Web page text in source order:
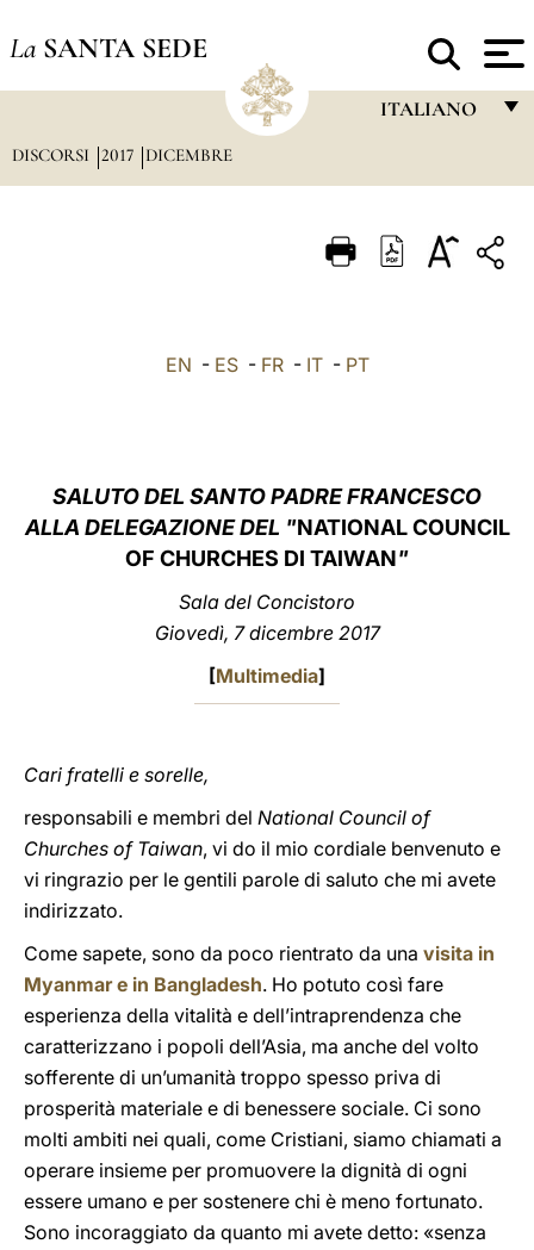
La SANTA SEDE
ITALIANO
ITALIANO
中文
LATINE
DISCORSI 2017 DICEMBRE
EN - ES- FR- IT- PT
SALUTO DEL SANTO PADRE FRANCESCO
ALLA DELEGAZIONE DEL "NATIONAL COUNCIL
OF CHURCHES DI TAIWAN"
Sala del Concistoro
Giovedì, 7 dicembre 2017
[Multimedia]
Cari fratelli e sorelle,
responsabili e membri del National Council of
Churches of Taiwan, vi do il mio cordiale benvenuto e
vi ringrazio per le gentili parole di saluto che mi avete
indirizzato.
Come sapete, sono da poco rientrato da una visita in
Myanmar e in Bangladesh. Ho potuto così fare
esperienza della vitalità e dell’intraprendenza che
caratterizzano i popoli dell’Asia, ma anche del volto
sofferente di un’umanità troppo spesso priva di
prosperità materiale e di benessere sociale. Ci sono
molti ambiti nei quali, come Cristiani, siamo chiamati a
operare insieme per promuovere la dignità di ogni
essere umano e per sostenere chi è meno fortunato.
Sono incoraggiato da quanto mi avete detto: «senza